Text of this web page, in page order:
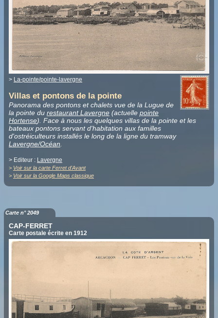
> La-pointe/pointe-lavergne
Villas et pontons de la pointe
Panorama des pontons et chalets vue de la Lugue de
la pointe du restaurant Lavergne (actuelle pointe
Hortense). Face à nous les quelques villas de la pointe et les
bateaux pontons servant d'habitation aux familles
d'ostréiculteurs installés le long de la ligne du tramway
Lavergne/Océan.
> Editeur : Lavergne
> Voir sur la carte Ferret d'Avant
> Voir sur la Google Maps classique
Carte n° 2049
CAP-FERRET
Carte postale écrite en 1912